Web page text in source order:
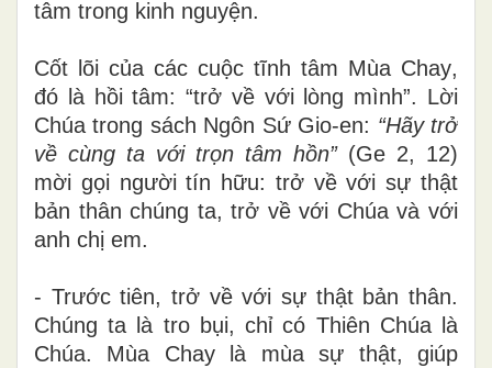
tâm trong kinh nguyện.
Cốt lõi của các cuộc tĩnh tâm Mùa Chay,
đó là hồi tâm: “trở về với lòng mình”. Lời
Chúa trong sách Ngôn Sứ Gio-en: “Hãy trở
về cùng ta với trọn tâm hồn”(Ge 2, 12)
mời gọi người tín hữu: trở về với sự thật
bản thân chúng ta, trở về với Chúa và với
anh chị em.
- Trước tiên, trở về với sự thật bản thân.
Chúng ta là tro bụi, chỉ có Thiên Chúa là
Chúa. Mùa Chay là mùa sự thật, giúp